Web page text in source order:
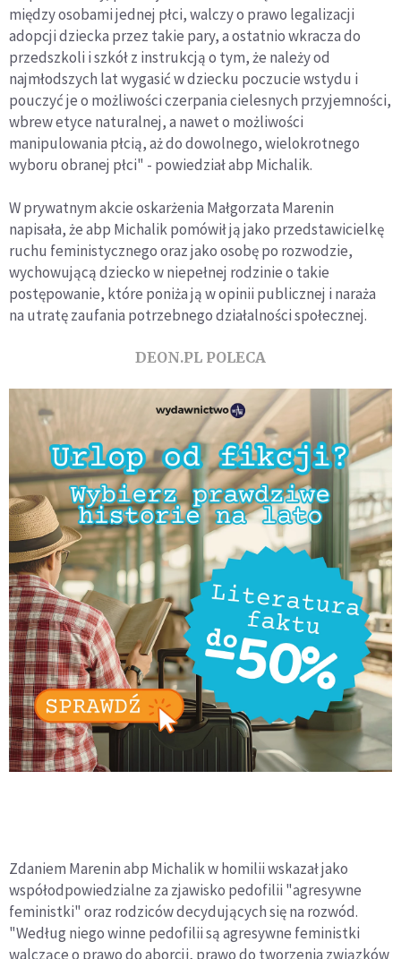
między osobami jednej płci, walczy o prawo legalizacji
adopcji dziecka przez takie pary, a ostatnio wkracza do
przedszkoli i szkół z instrukcją o tym, że należy od
najmłodszych lat wygasić w dziecku poczucie wstydu i
pouczyć je o możliwości czerpania cielesnych przyjemności,
wbrew etyce naturalnej, a nawet o możliwości
manipulowania płcią, aż do dowolnego, wielokrotnego
wyboru obranej płci" - powiedział abp Michalik.
W prywatnym akcie oskarżenia Małgorzata Marenin
napisała, że abp Michalik pomówił ją jako przedstawicielkę
ruchu feministycznego oraz jako osobę po rozwodzie,
wychowującą dziecko w niepełnej rodzinie o takie
postępowanie, które poniża ją w opinii publicznej i naraża
na utratę zaufania potrzebnego działalności społecznej.
DEON.PL POLECA
Zdaniem Marenin abp Michalik w homilii wskazał jako
współodpowiedzialne za zjawisko pedofilii "agresywne
feministki" oraz rodziców decydujących się na rozwód.
"Według niego winne pedofilii są agresywne feministki
walczące o prawo do aborcji, prawo do tworzenia związków